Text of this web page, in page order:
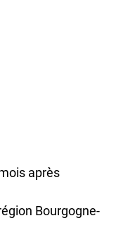
après
Bourgogne-